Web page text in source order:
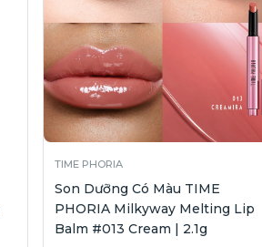
TIME PHORIA
Son Dưỡng Có Màu TIME
PHORIA Milkyway Melting Lip
Balm #013 Cream | 2.1g